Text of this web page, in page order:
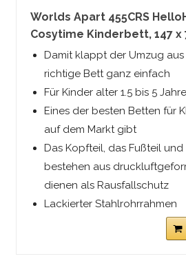
Worlds Apart 455CRS
Cosytime Kinderbett, 147 x
Damit klappt der Umzug
richtige Bett ganz einfach
Für Kinder alter 1.5 bis 5 Jahre
Eines der besten Betten für
auf dem Markt gibt
Das Kopfteil, das Fußteil
bestehen aus
dienen als Rausfallschutz
Lackierter Stahlrohrrahmen